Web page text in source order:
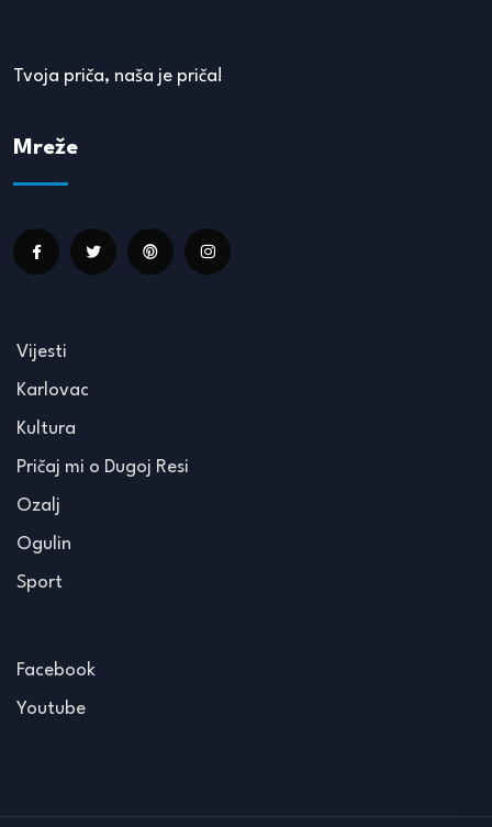
Tvoja priča, naša je priča!
Mreže
Vijesti
Karlovac
Kultura
Pričaj mi o Dugoj Resi
Ozalj
Ogulin
Sport
Facebook
Youtube